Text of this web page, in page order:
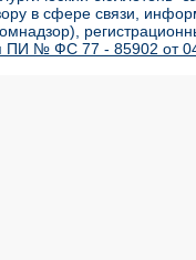
в сфере связи,
ПИ № ФС 77 - 85902 от 04